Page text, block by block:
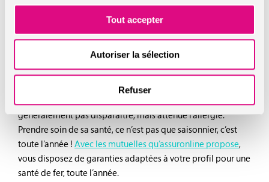
Tout accepter
Autoriser la sélection
Refuser
La désensibilisation peut également fonctionner sur
certains patients. L’allergologue lui administre quelques
gouttes d’extraits allergéniques sous la langue, par petites
doses, afin qu’il finisse par s’y habituer. Mais il faudra être
généralement pas disparaître, mais atténue l’allergie.
Prendre soin de sa santé, ce n’est pas que saisonnier, c’est
toute l’année ! Avec les mutuelles qu’assuronline propose,
vous disposez de garanties adaptées à votre profil pour une
santé de fer, toute l’année.